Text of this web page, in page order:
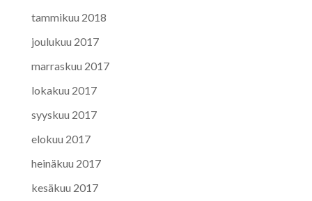
tammikuu 2018
joulukuu 2017
marraskuu 2017
lokakuu 2017
syyskuu 2017
elokuu 2017
heinäkuu 2017
kesäkuu 2017